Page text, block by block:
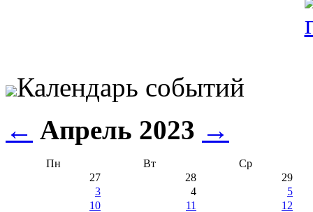
Календарь событий
← Апрель 2023 →
Пн Вт
Ср
27
28
29
3
4
5
10
11
12